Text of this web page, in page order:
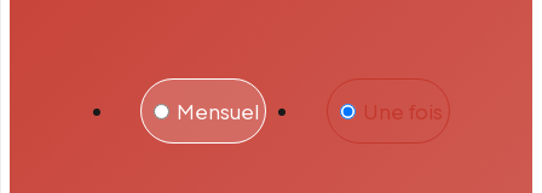
Une fois
Mensuel